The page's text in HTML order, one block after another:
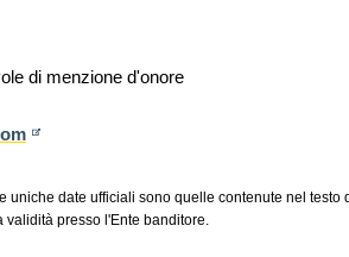
di menzione d'onore
date ufficiali sono quelle contenute nel testo
presso l'Ente banditore.